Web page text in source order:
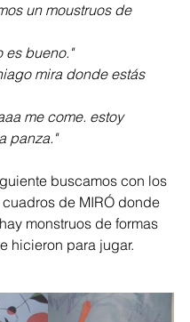
un moustruos de
es bueno."
mira donde estás
me come. estoy
panza."
buscamos con los
de MIRÓ donde
monstruos de formas
hicieron para jugar.